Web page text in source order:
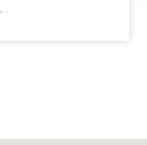
로 상담 문의 주세요!1833-7702★
할인이 종료되니 서둘러주세요★